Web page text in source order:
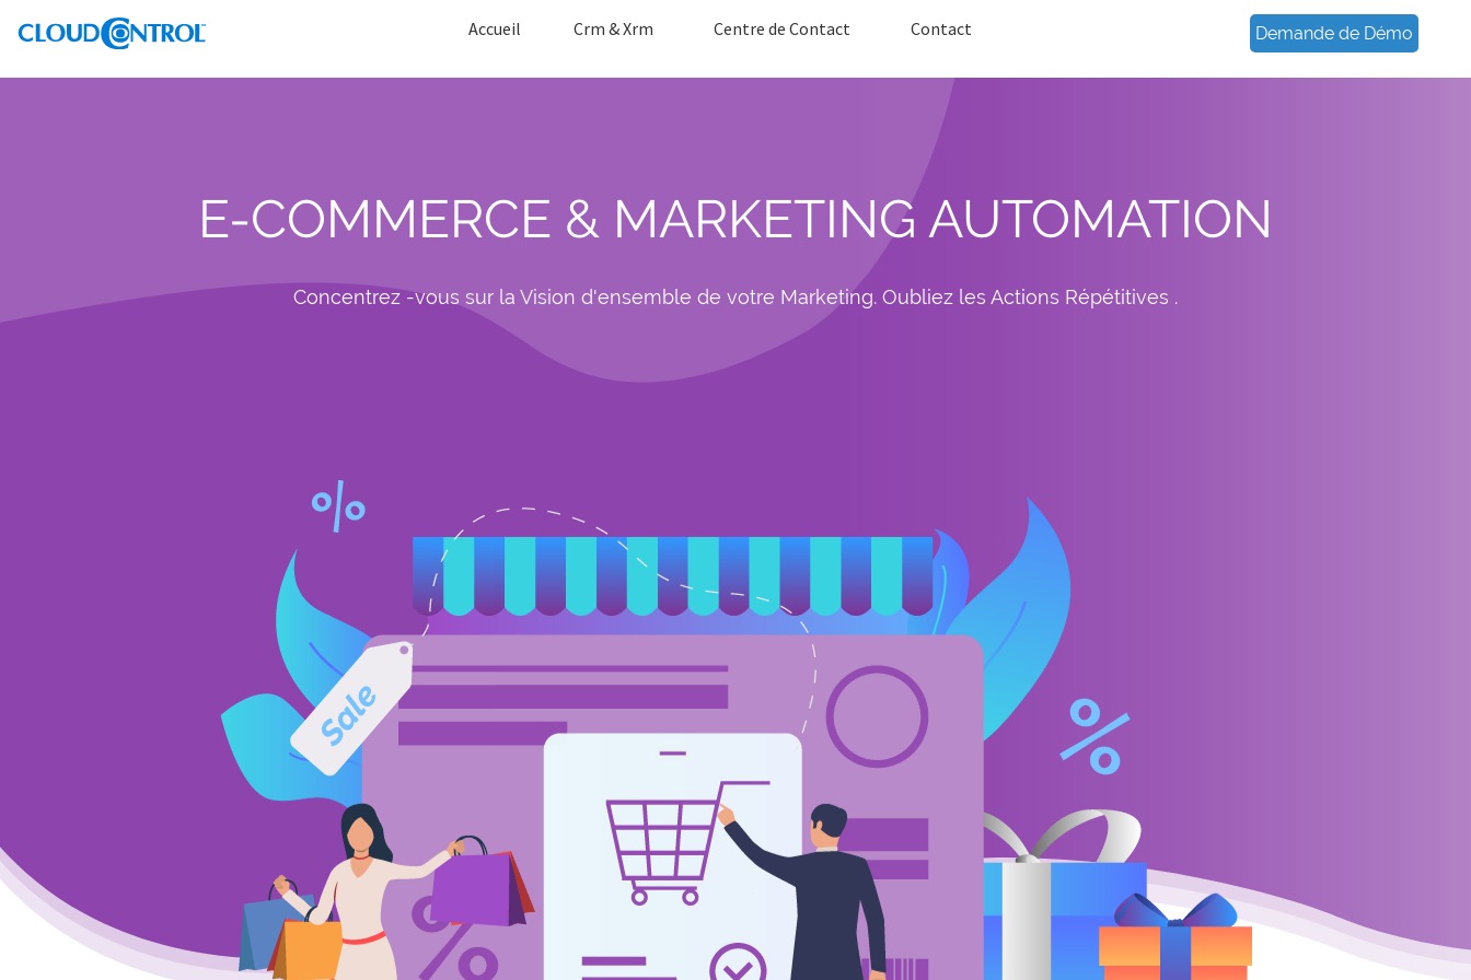
Accueil Crm & Xrm Centre de Contact Contact Demande de Démo
E-COMMERCE & MARKETING AUTOMATION
Concentrez -vous sur la Vision d'ensemble de votre Marketing. Oubliez les Actions Répétitives .